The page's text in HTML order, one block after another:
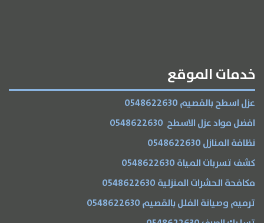
خدمات الموقع
عزل اسطح بالقصيم 0548622630
افضل مواد عزل الاسطح 0548622630
نظافة المنازل 0548622630
كشف تسربات المياة 0548622630
مكافحة الحشرات المنزلية 0548622630
ترميم وصيانة الفلل بالقصيم 0548622630